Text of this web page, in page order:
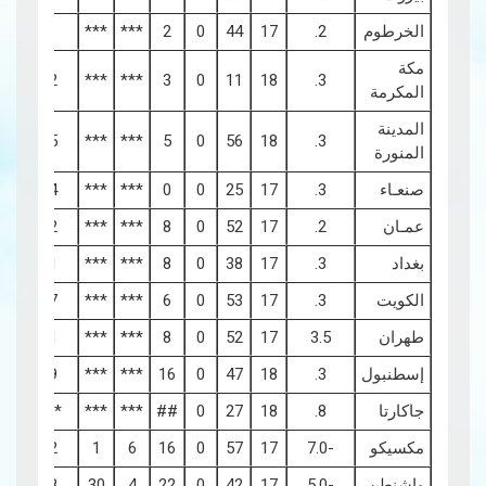
الخرطوم
2.
17
44
0
2
***
***
مكة
المكرمة
3.
18
11
0
3
***
***
0.2
المدينة
المنورة
3.
18
56
0
5
***
***
0.5
صنعـاء 3.
17
25
0
0
***
***
0.4
عمـان
2.
17
52
0
8
***
***
1.2
بغداد
3.
17
38
0
8
***
***
الكويت
3.
17
53
0
6
***
***
0.7
طهران
3.5
17
52
0
8
***
***
إسطنبول
3.
18
47
0
16
***
***
1.9
جاكارتا
8.
18
27
0
##
***
***
****
مكسيكو
-7.0
17
57
0
16
6
1
4.2